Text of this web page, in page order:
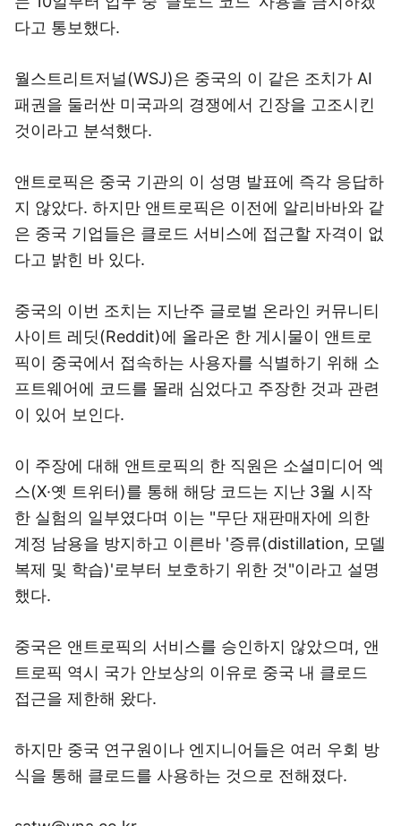
다고 통보했다.
월스트리트저널(WSJ)은 중국의 이 같은 조치가 AI
패권을 둘러싼 미국과의 경쟁에서 긴장을 고조시킨
것이라고 분석했다.
앤트로픽은 중국 기관의 이 성명 발표에 즉각 응답하
지 않았다. 하지만 앤트로픽은 이전에 알리바바와 같
은 중국 기업들은 클로드 서비스에 접근할 자격이 없
다고 밝힌 바 있다.
중국의 이번 조치는 지난주 글로벌 온라인 커뮤니티
사이트 레딧(Reddit)에 올라온 한 게시물이 앤트로
픽이 중국에서 접속하는 사용자를 식별하기 위해 소
프트웨어에 코드를 몰래 심었다고 주장한 것과 관련
이 있어 보인다.
이 주장에 대해 앤트로픽의 한 직원은 소셜미디어 엑
스(X·옛 트위터)를 통해 해당 코드는 지난 3월 시작
한 실험의 일부였다며 이는 "무단 재판매자에 의한
계정 남용을 방지하고 이른바 '증류(distillation, 모델
복제 및 학습)'로부터 보호하기 위한 것"이라고 설명
했다.
중국은 앤트로픽의 서비스를 승인하지 않았으며, 앤
트로픽 역시 국가 안보상의 이유로 중국 내 클로드
접근을 제한해 왔다.
하지만 중국 연구원이나 엔지니어들은 여러 우회 방
식을 통해 클로드를 사용하는 것으로 전해졌다.